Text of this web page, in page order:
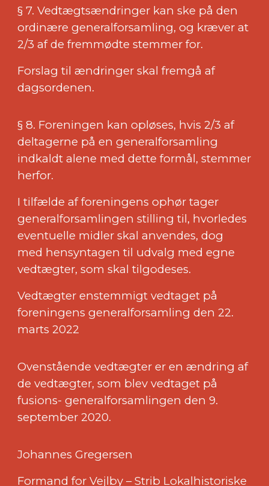
§ 7. Vedtægtsændringer kan ske på den
ordinære generalforsamling, og kræver at
2/3 af de fremmødte stemmer for.
Forslag til ændringer skal fremgå af
dagsordenen.
§ 8. Foreningen kan opløses, hvis 2/3 af
deltagerne på en generalforsamling
indkaldt alene med dette formål, stemmer
herfor.
I tilfælde af foreningens ophør tager
generalforsamlingen stilling til, hvorledes
eventuelle midler skal anvendes, dog
med hensyntagen til udvalg med egne
vedtægter, som skal tilgodeses.
Vedtægter enstemmigt vedtaget på
foreningens generalforsamling den 22.
marts 2022
Ovenstående vedtægter er en ændring af
de vedtægter, som blev vedtaget på
fusions- generalforsamlingen den 9.
september 2020.
Johannes Gregersen
Formand for Vejlby – Strib Lokalhistoriske